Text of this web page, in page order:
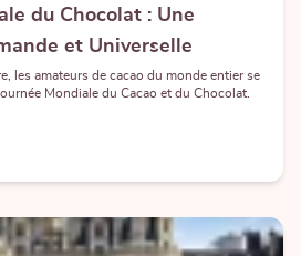
du Chocolat : Une
et Universelle
les amateurs de cacao du monde entier se
Mondiale du Cacao et du Chocolat.